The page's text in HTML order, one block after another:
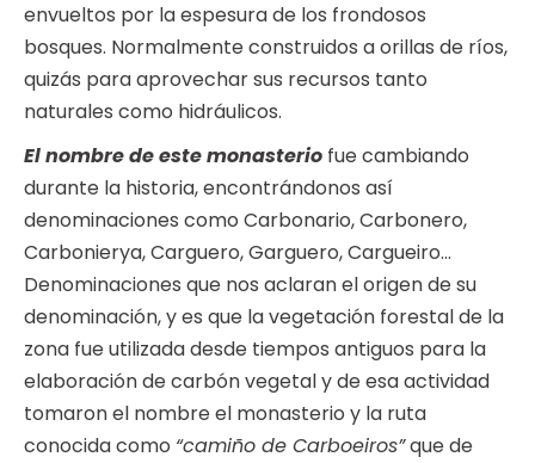
envueltos por la espesura de los frondosos
bosques. Normalmente construidos a orillas de ríos,
quizás para aprovechar sus recursos tanto
naturales como hidráulicos.
El nombre de este monasterio fue cambiando
durante la historia, encontrándonos así
denominaciones como Carbonario, Carbonero,
Carbonierya, Carguero, Garguero, Cargueiro…
Denominaciones que nos aclaran el origen de su
denominación, y es que la vegetación forestal de la
zona fue utilizada desde tiempos antiguos para la
elaboración de carbón vegetal y de esa actividad
tomaron el nombre el monasterio y la ruta
conocida como “camiño de Carboeiros”que de